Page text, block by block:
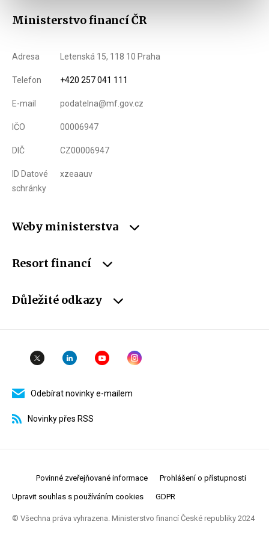
Ministerstvo financí ČR
Adresa Letenská 15, 118 10 Praha
Telefon +420 257 041 111
E-mail podatelna@mf.gov.cz
IČO 00006947
DIČ CZ00006947
ID Datové
schránky
xzeaauv
Weby ministerstva
Resort financí
Důležité odkazy
Odebírat novinky e-mailem
Novinky přes RSS
Povinné zveřejňované informace Prohlášení o přístupnosti
Upravit souhlas s používáním cookies GDPR
© Všechna práva vyhrazena. Ministerstvo financí České republiky 2024